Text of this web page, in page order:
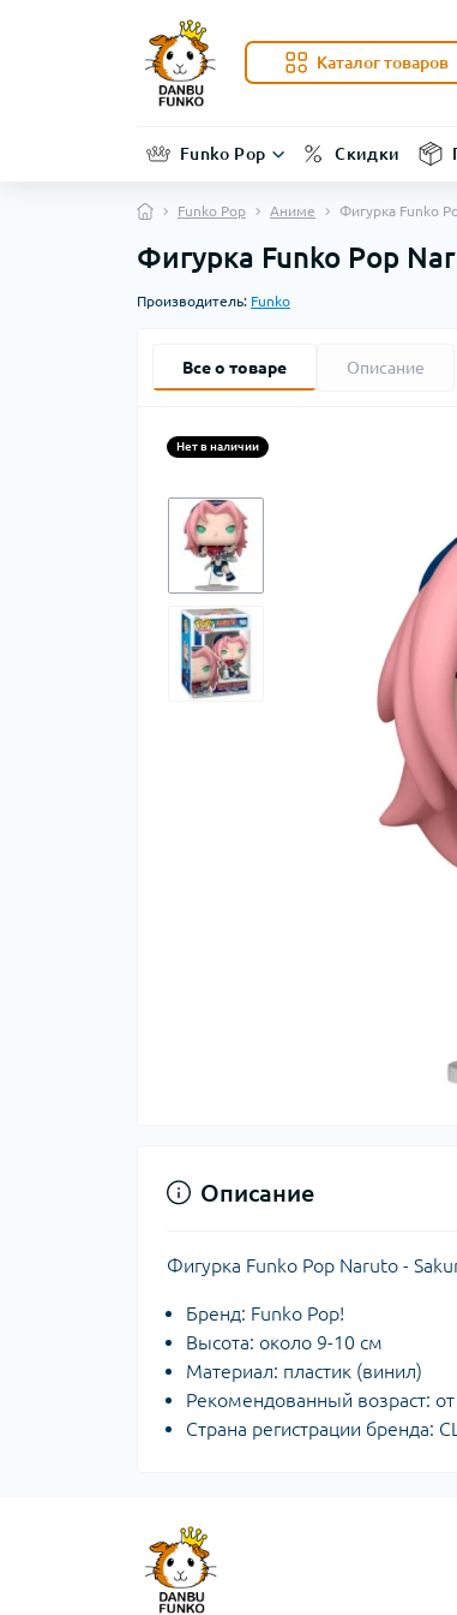
Каталог товаров
Funko Pop Скидки
Funko Pop Аниме Фигурка Funko
Фигурка Funko Pop
Производитель: Funko
Все о товаре Описание
Нет в наличии
Описание
Фигурка Funko Pop Naruto -
Бренд: Funko Pop!
Высота: около 9-10 см
Материал: пластик (винил)
Рекомендованный возраст:
Страна регистрации бренда: